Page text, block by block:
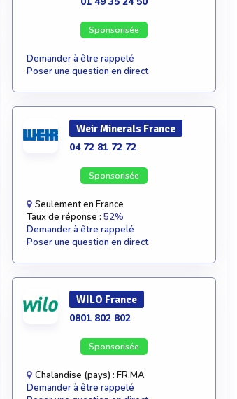
Sponsorisée
Demander à être rappelé
Poser une question en direct
Weir Minerals France
04 72 81 72 72
Sponsorisée
Seulement en France
Taux de réponse : 52%
Demander à être rappelé
Poser une question en direct
WILO France
0801 802 802
Sponsorisée
Chalandise (pays) : FR,MA
Demander à être rappelé